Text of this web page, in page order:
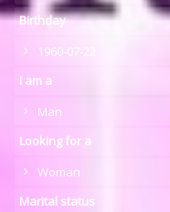
Birthday
1960-07-22
I am a
Man
Looking for a
Woman
Marital status